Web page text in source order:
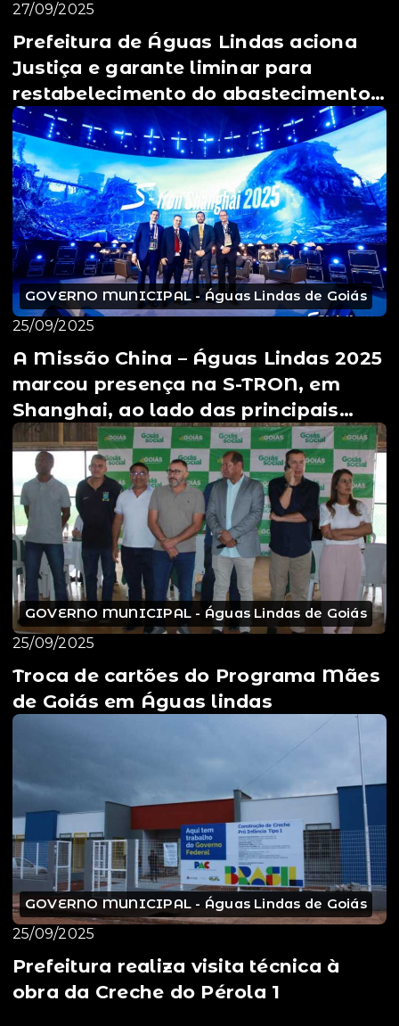
27/09/2025
Prefeitura de Águas Lindas aciona
Justiça e garante liminar para
restabelecimento do abastecimento
de água ⚖️
GOVERNO MUNICIPAL - Águas Lindas de Goiás
25/09/2025
A Missão China – Águas Lindas 2025
marcou presença na S-TRON, em
Shanghai, ao lado das principais
lideranças do Munic...
GOVERNO MUNICIPAL - Águas Lindas de Goiás
25/09/2025
Troca de cartões do Programa Mães
de Goiás em Águas lindas
GOVERNO MUNICIPAL - Águas Lindas de Goiás
25/09/2025
Prefeitura realiza visita técnica à
obra da Creche do Pérola 1